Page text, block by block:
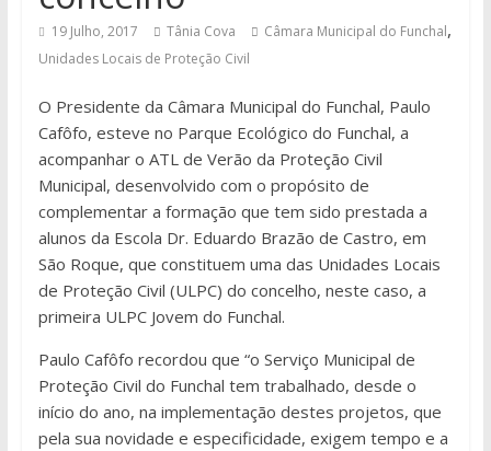
19 Julho, 2017 Tânia Cova Câmara Municipal do Funchal,
Unidades Locais de Proteção Civil
O Presidente da Câmara Municipal do Funchal, Paulo
Cafôfo, esteve no Parque Ecológico do Funchal, a
acompanhar o ATL de Verão da Proteção Civil
Municipal, desenvolvido com o propósito de
complementar a formação que tem sido prestada a
alunos da Escola Dr. Eduardo Brazão de Castro, em
São Roque, que constituem uma das Unidades Locais
de Proteção Civil (ULPC) do concelho, neste caso, a
primeira ULPC Jovem do Funchal.
Paulo Cafôfo recordou que “o Serviço Municipal de
Proteção Civil do Funchal tem trabalhado, desde o
início do ano, na implementação destes projetos, que
pela sua novidade e especificidade, exigem tempo e a